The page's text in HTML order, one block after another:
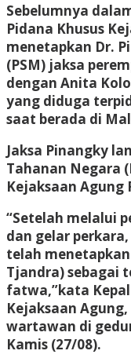
Sebelumnya
Pidana Khusus
menetapkan Dr.
(PSM) jaksa
dengan Anita
yang diduga
saat berada di
Jaksa Pinangky
Tahanan Negara
Kejaksaan Agung
“Setelah melalui
dan gelar
telah
Tjandra) sebagai
fatwa,”kata
Kejaksaan
wartawan di
Kamis (27/08).